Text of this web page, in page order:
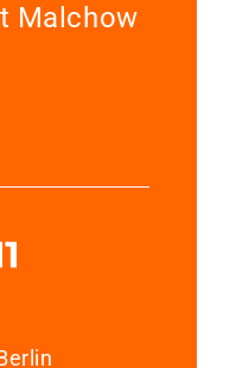
Malchow